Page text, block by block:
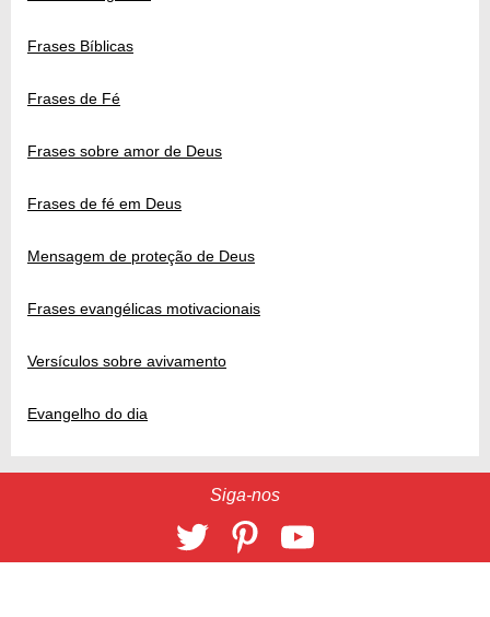
Frases Bíblicas
Frases de Fé
Frases sobre amor de Deus
Frases de fé em Deus
Mensagem de proteção de Deus
Frases evangélicas motivacionais
Versículos sobre avivamento
Evangelho do dia
Siga-nos